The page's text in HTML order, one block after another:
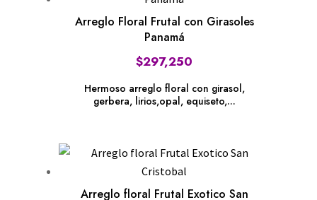
Arreglo Floral Frutal con Girasoles
Panamá
$297,250
Hermoso arreglo floral con girasol,
gerbera, lirios,opal, equiseto,...
Arreglo floral Frutal Exotico San